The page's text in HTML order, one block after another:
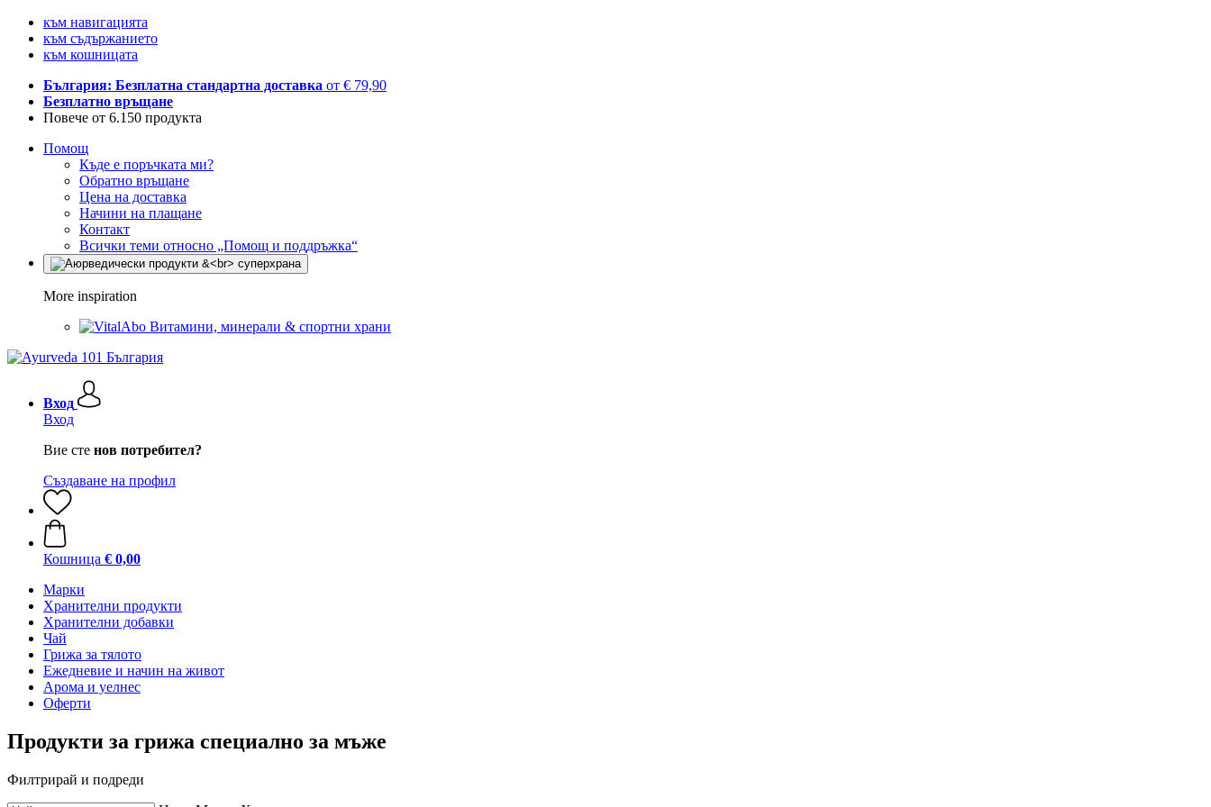
към навигацията
към съдържанието
към кошницата
България: Безплатна стандартна доставка от € 79,90
Безплатно връщане
Повече от 6.150 продукта
Помощ
Къде е поръчката ми?
Обратно връщане
Цена на доставка
Начини на плащане
Контакт
Всички теми относно „Помощ и поддръжка“
More inspiration
Витамини, минерали & спортни храни
Вход
Вход
Вие сте нов потребител?
Създаване на профил
Кошница € 0,00
Марки
Хранителни продукти
Хранителни добавки
Чай
Грижа за тялото
Ежедневие и начин на живот
Арома и уелнес
Оферти
Продукти за грижа специално за мъже
Филтрирай и подреди